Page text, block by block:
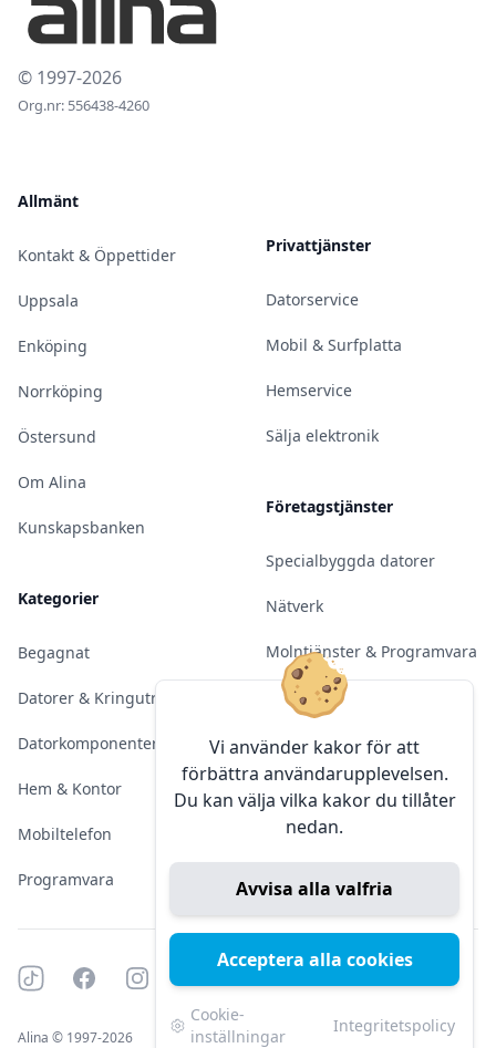
Vi använder kakor för att
förbättra användarupplevelsen.
Du kan välja vilka kakor du tillåter
nedan.
Avvisa alla valfria
Acceptera alla cookies
Cookie-
inställningar
Integritetspolicy
© 1997-2026
Org.nr: 556438-4260
Allmänt
Kontakt & Öppettider
Uppsala
Enköping
Norrköping
Östersund
Om Alina
Kunskapsbanken
Kategorier
Begagnat
Datorer & Kringutrustning
Datorkomponenter
Hem & Kontor
Mobiltelefon
Programvara
Privattjänster
Datorservice
Mobil & Surfplatta
Hemservice
Sälja elektronik
Företagstjänster
Specialbyggda datorer
Nätverk
Molntjänster & Programvara
Server & Backup
Kameraövervakning
Konferens & Public Display
Sälja elektronik
Tiktok FacebookInstagram
Alina © 1997-2026